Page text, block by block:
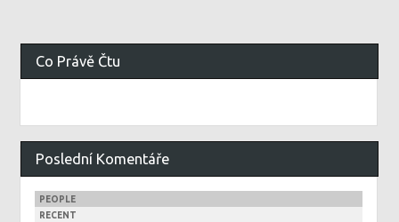
Co Právě Čtu
Poslední Komentáře
PEOPLE
RECENT